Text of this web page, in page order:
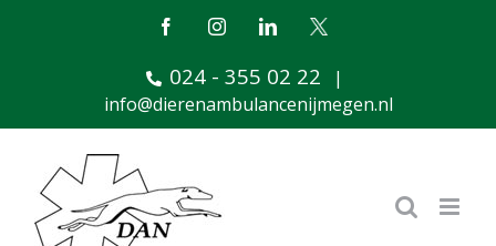
FacebookInstagramLinkedIn
X
024 - 355 02 22
|
info@dierenambulancenijmegen.nl